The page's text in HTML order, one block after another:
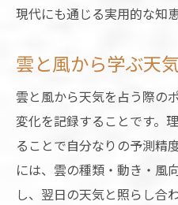
現代にも通じる実用的な知
雲と風から学ぶ天
雲と風から天気を占う際の
変化を記録することです。
ることで自分なりの予測精
には、雲の種類・動き・風
し、翌日の天気と照らし合